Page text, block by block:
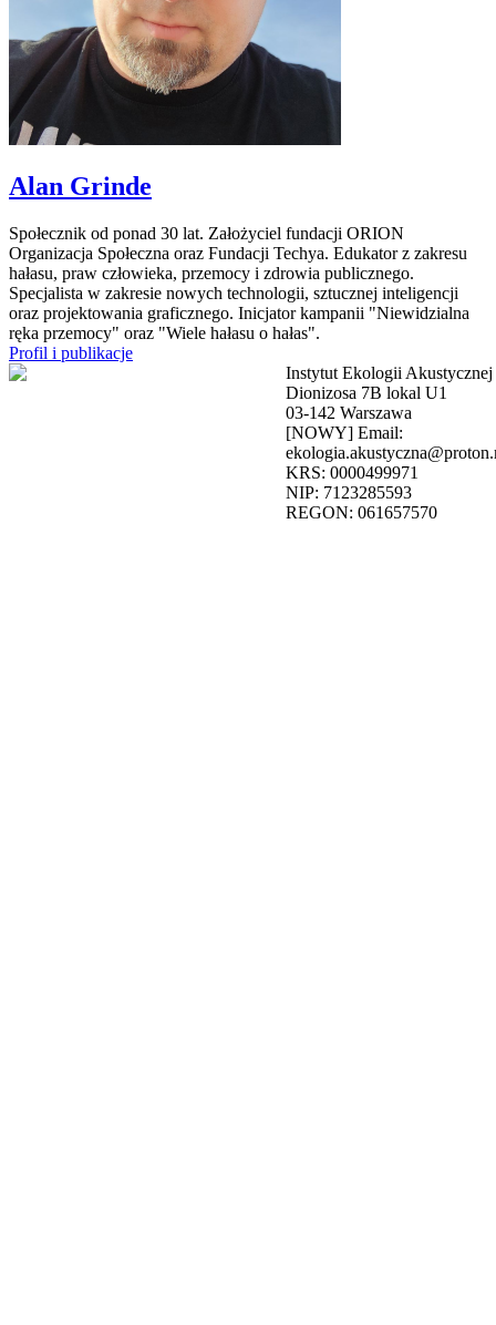
Alan Grinde
Społecznik od ponad 30 lat. Założyciel fundacji ORION
Organizacja Społeczna oraz Fundacji Techya. Edukator z zakresu
hałasu, praw człowieka, przemocy i zdrowia publicznego.
Specjalista w zakresie nowych technologii, sztucznej inteligencji
oraz projektowania graficznego. Inicjator kampanii "Niewidzialna
ręka przemocy" oraz "Wiele hałasu o hałas".
Profil i publikacje
Instytut Ekologii Akustycznej
Dionizosa 7B lokal U1
03-142 Warszawa
[NOWY] Email:
KRS: 0000499971
NIP: 7123285593
REGON: 061657570